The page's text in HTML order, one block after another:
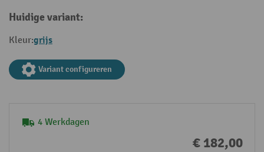
Huidige variant:
Kleur:grijs
Variant configureren
4 Werkdagen
€ 182,00